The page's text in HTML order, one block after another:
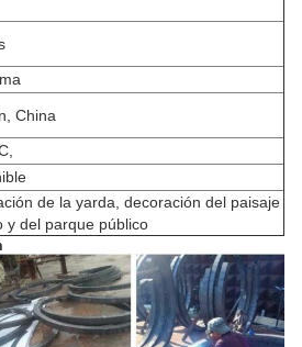
China
de la yarda, decoración del paisaje
y del parque público